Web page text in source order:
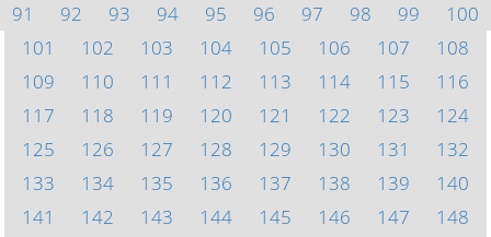
91
92 93 94 95 96 97 98 99
100
101
102 103 104 105 106 107
108
109
110 111 112 113 114 115
116
117
118 119 120 121 122 123
124
125
126 127 128 129 130 131
132
133
134 135 136 137 138 139
140
141
142 143 144 145 146 147
148